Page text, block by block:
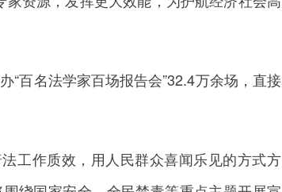
百名法学家百场报告会”32.4万余场，直接
工作质效，用人民群众喜闻乐见的方式方